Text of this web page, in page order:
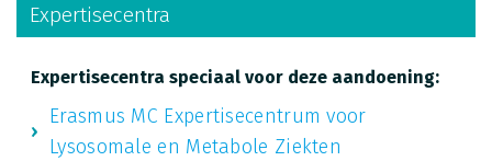
Expertisecentra
Expertisecentra speciaal voor deze aandoening:
Erasmus MC Expertisecentrum voor
Lysosomale en Metabole Ziekten